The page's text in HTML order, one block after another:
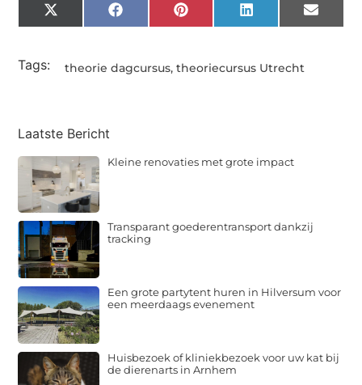
X
(Twitter)
FacebookPinterestLinkedInEmail
Tags: theorie dagcursus,theoriecursus Utrecht
Laatste Bericht
Kleine renovaties met grote impact
Transparant goederentransport dankzij
tracking
Een grote partytent huren in Hilversum voor
een meerdaags evenement
Huisbezoek of kliniekbezoek voor uw kat bij
de dierenarts in Arnhem